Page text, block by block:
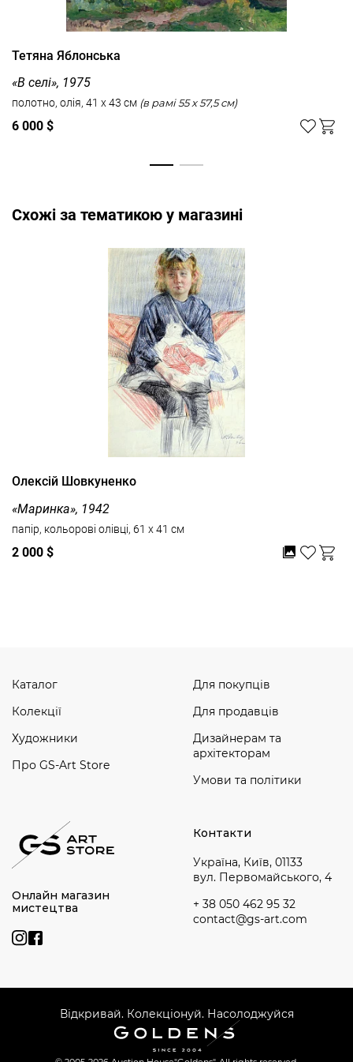
Тетяна Яблонська
«В селі», 1975
полотно, олія, 41 x 43 см (в рамі 55 x 57,5 см)
6 000 $
Cхожі за тематикою у магазині
Олексій Шовкуненко
«Маринка», 1942
папір, кольорові олівці, 61 x 41 см
2 000 $
Онлайн магазин
мистецтва
Контакти
Україна, Київ, 01133
вул. Первомайського, 4
+ 38 050 462 95 32
contact@gs-art.com
Каталог
Колекції
Художники
Про GS-Art Store
Для покупців
Для продавців
Дизайнерам та
архітекторам
Умови та політики
Відкривай. Колекціонуй. Насолоджуйся